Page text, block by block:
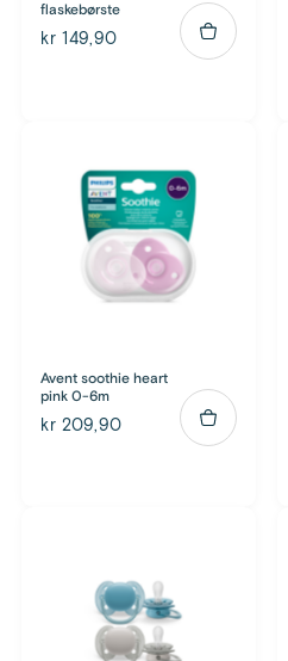
flaskebørste
kr 149,90
Avent soothie heart
pink 0-6m
kr 209,90